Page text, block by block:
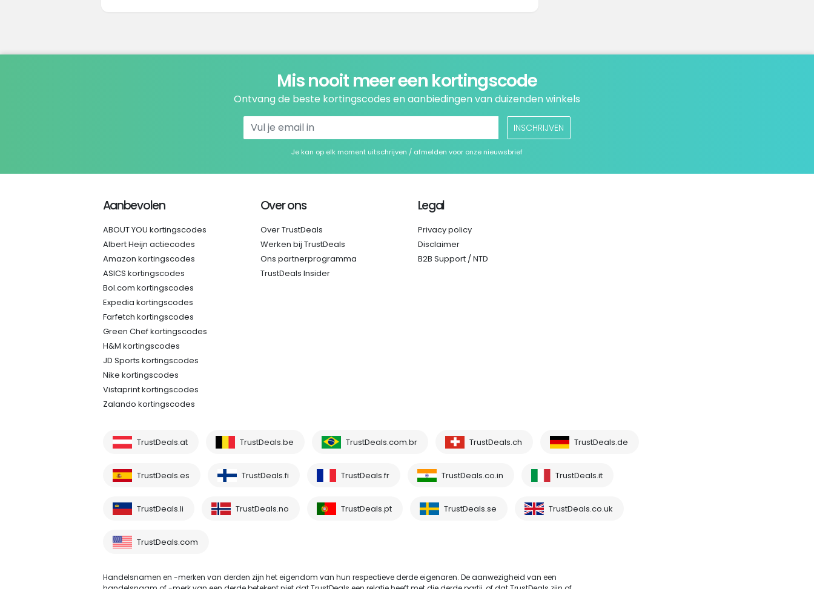
Mis nooit meer een kortingscode
Ontvang de beste kortingscodes en aanbiedingen van duizenden winkels
INSCHRIJVEN
Je kan op elk moment uitschrijven / afmelden voor onze nieuwsbrief
Aanbevolen
ABOUT YOU kortingscodes
Albert Heijn actiecodes
Amazon kortingscodes
ASICS kortingscodes
Bol.com kortingscodes
Expedia kortingscodes
Farfetch kortingscodes
Green Chef kortingscodes
H&M kortingscodes
JD Sports kortingscodes
Nike kortingscodes
Vistaprint kortingscodes
Zalando kortingscodes
Over ons
Over TrustDeals
Werken bij TrustDeals
Ons partnerprogramma
TrustDeals Insider
Legal
Privacy policy
Disclaimer
B2B Support / NTD
TrustDeals.at TrustDeals.be TrustDeals.com.br TrustDeals.ch TrustDeals.de
TrustDeals.es TrustDeals.fi TrustDeals.fr TrustDeals.co.in TrustDeals.it
TrustDeals.li TrustDeals.no TrustDeals.pt TrustDeals.se TrustDeals.co.uk
TrustDeals.com
Handelsnamen en -merken van derden zijn het eigendom van hun respectieve derde eigenaren. De aanwezigheid van een